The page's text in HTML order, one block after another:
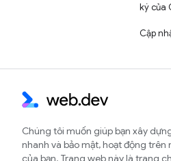
ký của
Cập
Chúng tôi muốn giúp bạn xây
nhanh và bảo mật, hoạt động
của bạn. Trang web này là trang